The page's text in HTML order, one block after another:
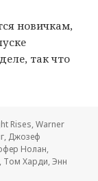
новичкам,
так что
Rises,Warner
, Джозеф
Нолан,
, Том Харди,Энн